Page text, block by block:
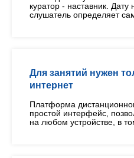
куратор - наставник. Дату
слушатель определяет
Для занятий нужен
интернет
Платформа
простой интерфейс,
на любом устройстве, в